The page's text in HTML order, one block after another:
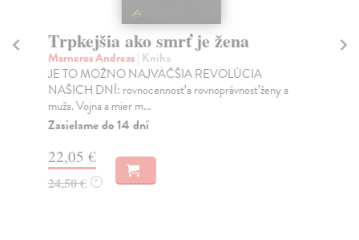
Trpkejšia ako smrť je žena
Marneros Andreas| Kniha
JE TO MOŽNO NAJVÄČŠIA REVOLÚCIA
NAŠICH DNÍ: rovnocennosť a rovnoprávnosť ženy a
muža. Vojna a mier m...
Zasielame do 14 dní
22,05 €
24,50 € ?